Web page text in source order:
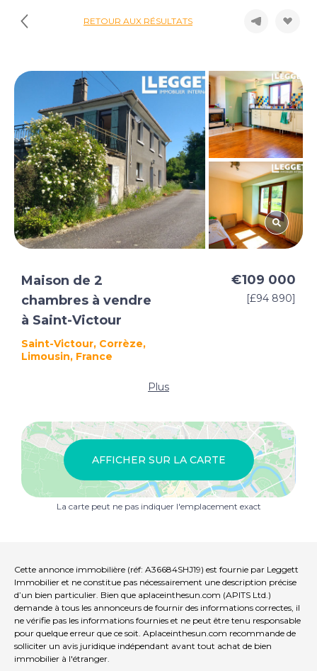
RETOUR AUX RÉSULTATS
Maison de 2
chambres à vendre
à Saint-Victour
Saint-Victour, Corrèze,
Limousin, France
€109 000
[£94 890]
Plus
AFFICHER SUR LA CARTE
La carte peut ne pas indiquer l'emplacement exact
Cette annonce immobilière (réf: A36684SHJ19) est fournie par Leggett
Immobilier et ne constitue pas nécessairement une description précise
d’un bien particulier. Bien que aplaceinthesun.com (APITS Ltd.)
demande à tous les annonceurs de fournir des informations correctes, il
ne vérifie pas les informations fournies et ne peut être tenu responsable
pour quelque erreur que ce soit. Aplaceinthesun.com recommande de
solliciter un avis juridique indépendant avant tout achat de bien
immobilier à l'étranger.